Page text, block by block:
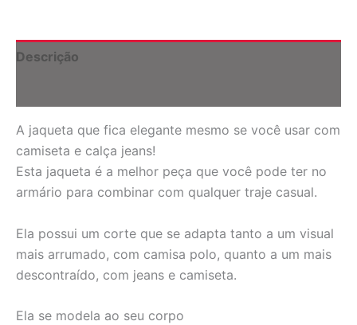
Descrição
A jaqueta que fica elegante mesmo se você usar com
camiseta e calça jeans!
Esta jaqueta é a melhor peça que você pode ter no
armário para combinar com qualquer traje casual.
Ela possui um corte que se adapta tanto a um visual
mais arrumado, com camisa polo, quanto a um mais
descontraído, com jeans e camiseta.
Ela se modela ao seu corpo